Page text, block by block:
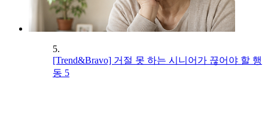
5.
[Trend&Bravo] 거절 못 하는 시니어가 끊어야 할 행
동 5